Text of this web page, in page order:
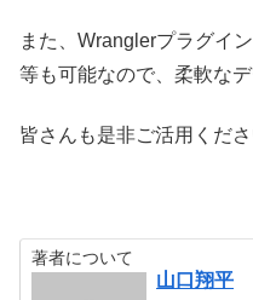
また、Wranglerプラグイ
等も可能なので、柔軟な
皆さんも是非ご活用くださ
著者について
山口翔平